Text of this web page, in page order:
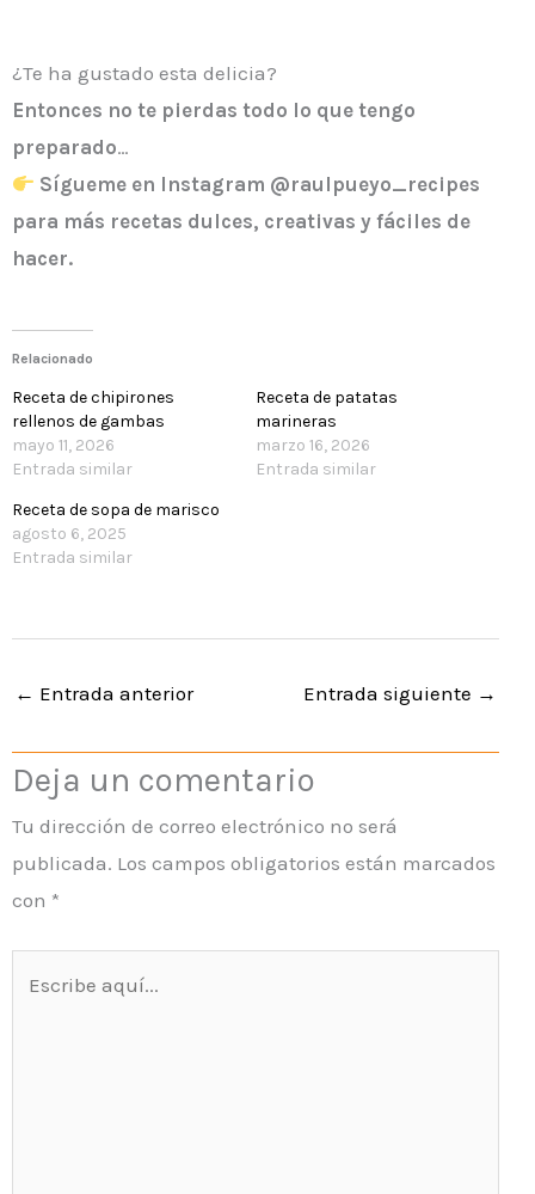
¿Te ha gustado esta delicia?
Entonces no te pierdas todo lo que tengo
preparado…
Sígueme en Instagram @raulpueyo_recipes
para más recetas dulces, creativas y fáciles de
hacer.
Relacionado
Receta de chipirones
rellenos de gambas
mayo 11, 2026
Entrada similar
Receta de patatas
marineras
marzo 16, 2026
Entrada similar
Receta de sopa de marisco
agosto 6, 2025
Entrada similar
← Entrada anterior Entrada siguiente →
Deja un comentario
Tu dirección de correo electrónico no será
publicada. Los campos obligatorios están marcados
con *